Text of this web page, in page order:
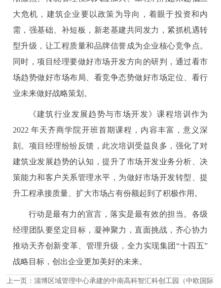
大危机，建筑企业要以政策为导向，着眼于投资和内
需，强基础、补短板，新老基建共同发力，紧抓机遇转
型升级，让工程质量和品牌信誉成为企业核心竞争点。
同时，项目经理要做好市场开发方向的研判，通过看市
场趋势做好市场布局、看竞争态势做好市场定位、看行
业未来做好战略策划。
《建筑行业发展趋势与市场开发》课程培训作为
2022 年天齐商学院开班首期课程，内容丰富，意义深
刻。项目经理纷纷反馈，此次培训受益良多，强化了对
建筑业发展趋势的认知，提升了市场开发业务分析、决
策能力和客户关系管理水平，为做好市场开发转型、提
升工程承接质量、扩大市场占有份额起到了积极作用。
行动是最有力的宣言，落实是最有效的担当。各级
经理团队要坚定目标，凝神聚力，直面挑战，齐心协力
推动天齐创新变革、管理升级，全力实现集团“十四五”
战略目标，创出企业更加美好的未来。
上一页：淄博区域管理中心承建的中南高科智汇科创工园（中欧国际